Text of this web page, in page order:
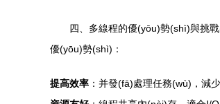
四、多線程的優(yōu)勢(shì)與挑
優(yōu)勢(shì)：
提高效率 ：并發(fā)處理任務(wù)，減